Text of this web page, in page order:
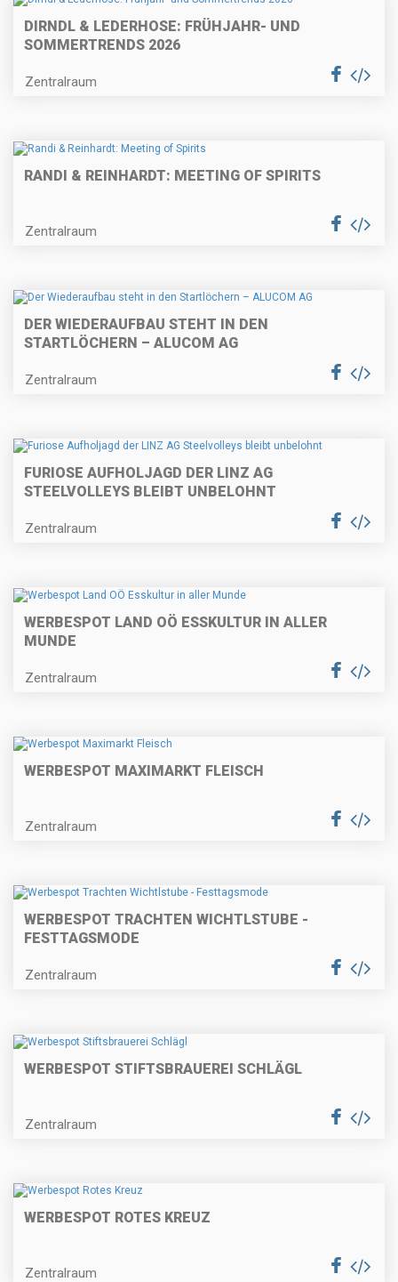
DIRNDL & LEDERHOSE: FRÜHJAHR- UND
SOMMERTRENDS 2026
Zentralraum
RANDI & REINHARDT: MEETING OF SPIRITS
Zentralraum
DER WIEDERAUFBAU STEHT IN DEN
STARTLÖCHERN – ALUCOM AG
Zentralraum
FURIOSE AUFHOLJAGD DER LINZ AG
STEELVOLLEYS BLEIBT UNBELOHNT
Zentralraum
WERBESPOT LAND OÖ ESSKULTUR IN ALLER
MUNDE
Zentralraum
WERBESPOT MAXIMARKT FLEISCH
Zentralraum
WERBESPOT TRACHTEN WICHTLSTUBE -
FESTTAGSMODE
Zentralraum
WERBESPOT STIFTSBRAUEREI SCHLÄGL
Zentralraum
WERBESPOT ROTES KREUZ
Zentralraum